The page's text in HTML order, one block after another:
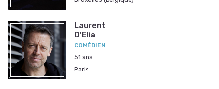
Laurent
D'Elia
COMÉDIEN
51 ans
Paris